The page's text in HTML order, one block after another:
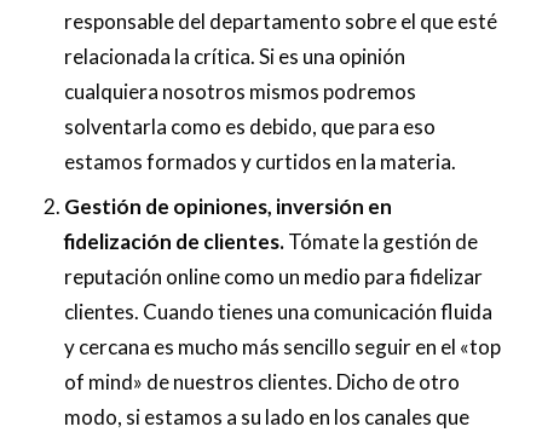
responsable del departamento sobre el que esté
relacionada la crítica. Si es una opinión
cualquiera nosotros mismos podremos
solventarla como es debido, que para eso
estamos formados y curtidos en la materia.
Gestión de opiniones, inversión en
fidelización de clientes.Tómate la gestión de
reputación online como un medio para fidelizar
clientes. Cuando tienes una comunicación fluida
y cercana es mucho más sencillo seguir en el «top
of mind» de nuestros clientes. Dicho de otro
modo, si estamos a su lado en los canales que